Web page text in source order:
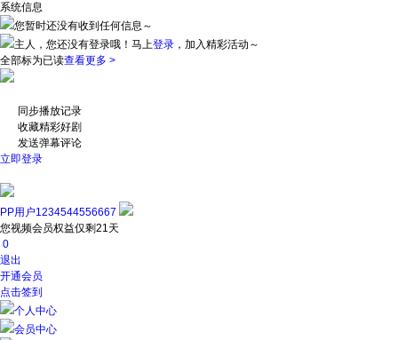
系统信息
您暂时还没有收到任何信息～
主人，您还没有登录哦！ 马上登录 ，加入精彩活动～
全部标为已读查看更多 >
同步播放记录
收藏精彩好剧
发送弹幕评论
立即登录
PP用户1234544556667
您视频会员权益仅剩21天
0
退出
开通会员
点击签到
个人中心
会员中心